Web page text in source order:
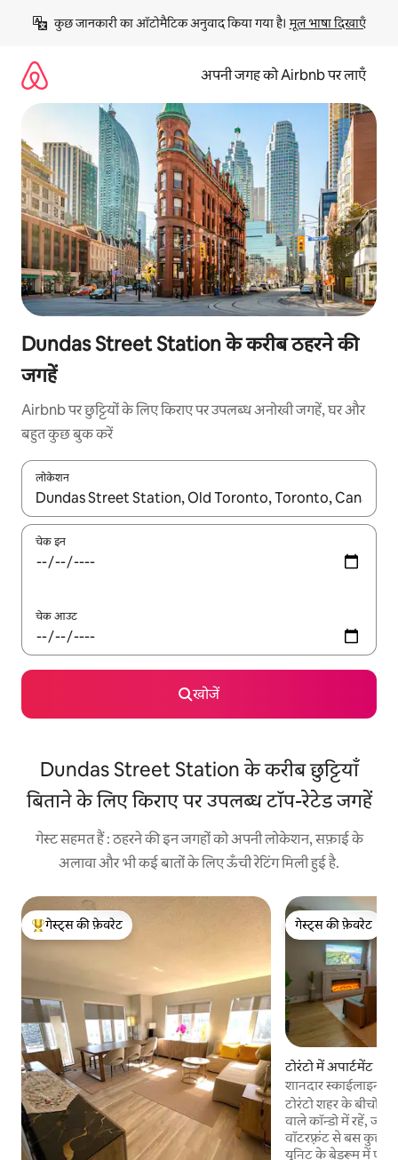
छोड़कर
कॉन्टेंट
कुछ जानकारी का ऑटोमैटिक अनुवाद किया गया है। मूल भाषा दिखाएँ
अपनी जगह को Airbnb पर लाएँ
Dundas Street Station के करीब ठहरने की
जगहें
Airbnb पर छुट्टियों के लिए किराए पर उपलब्ध अनोखी जगहें, घर और
बहुत कुछ बुक करें
लोकेशन
नतीजों के उपलब्ध होने पर, अप और डाउन 'ऐरो की' का इस्तेमाल करके नेविगेट
चेक इन
चेक आउट
खोजें
Dundas Street Station के करीब छुट्टियाँ
बिताने के लिए किराए पर उपलब्ध टॉप-रेटेड जगहें
गेस्ट सहमत हैं : ठहरने की इन जगहों को अपनी लोकेशन, सफ़ाई के
अलावा और भी कई बातों के लिए ऊँची रेटिंग मिली हुई है.
गेस्ट्स का टॉप फ़ेवरेट
गेस्ट्स की फ़ेवरेट
गेस्ट्स की फ़ेवरेट
गेस्ट्स की फ़ेवरेट
टोरंटो में अपार्टमेंट
शानदार स्काईलाइन
ही कदम की दूरी पर
टोरंटो शहर के
वाले कॉन्डो में रहें, जो
वॉटरफ़्रंट से बस कुछ
यूनिट के बेडरूम में एक